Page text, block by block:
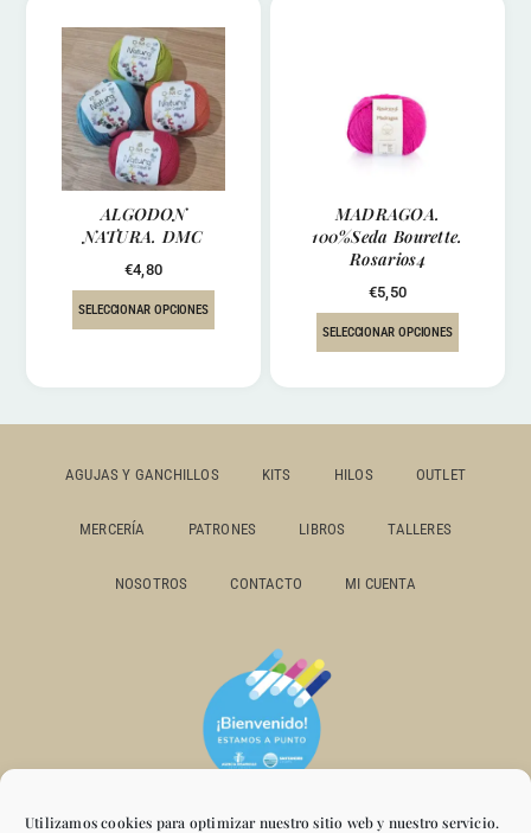
Utilizamos cookies para optimizar nuestro sitio web y nuestro servicio.
ALGODON
NATURA. DMC
€4,80
SELECCIONAR OPCIONES
MADRAGOA.
100%Seda Bourette.
Rosarios4
€5,50
SELECCIONAR OPCIONES
AGUJAS Y GANCHILLOS KITS HILOS OUTLET
MERCERÍA PATRONES LIBROS TALLERES
NOSOTROS CONTACTO MI CUENTA